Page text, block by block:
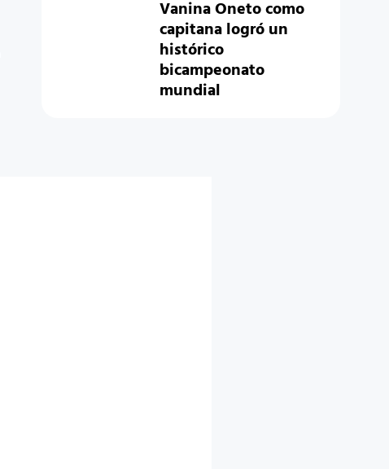
Vanina Oneto como
capitana logró un
histórico
bicampeonato
mundial